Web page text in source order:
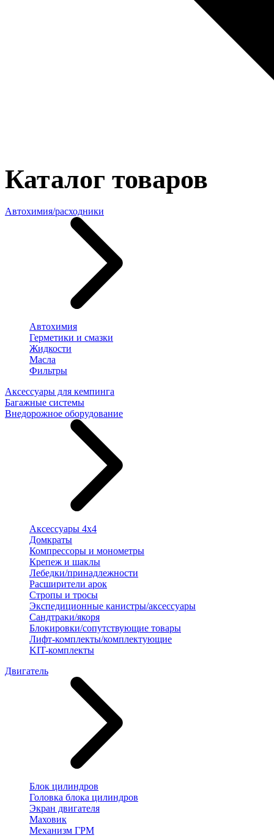
Каталог товаров
Автохимия/расходники
Автохимия
Герметики и смазки
Жидкости
Масла
Фильтры
Аксессуары для кемпинга
Багажные системы
Внедорожное оборудование
Аксессуары 4х4
Домкраты
Компрессоры и монометры
Крепеж и шаклы
Лебедки/принадлежности
Расширители арок
Стропы и тросы
Экспедиционные канистры/аксессуары
Сандтраки/якоря
Блокировки/сопутствующие товары
Лифт-комплекты/комплектующие
KIT-комплекты
Двигатель
Блок цилиндров
Головка блока цилиндров
Экран двигателя
Маховик
Механизм ГРМ